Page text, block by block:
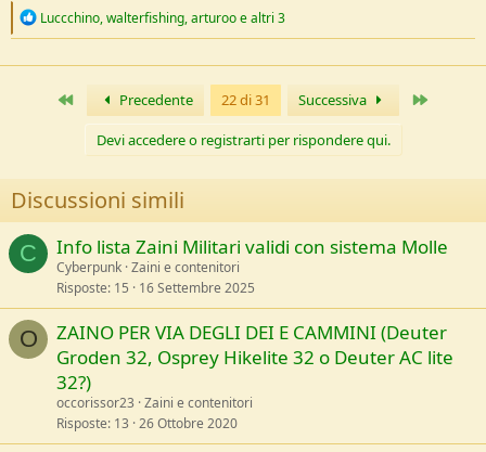
R
c
Luccchino,walterfishing,arturooe altri 3
Primo Precedente 22 di 31 Successiva
Devi accedere o registrarti per rispondere qui.
Discussioni simili
C Info lista Zaini Militari validi con sistema Molle
Cyberpunk Zaini e contenitori
Risposte 15 16 Settembre 2025
O
ZAINO PER VIA DEGLI DEI E CAMMINI (Deuter
Groden 32, Osprey Hikelite 32 o Deuter AC lite
32?)
occorissor23 Zaini e contenitori
Risposte 13 26 Ottobre 2020